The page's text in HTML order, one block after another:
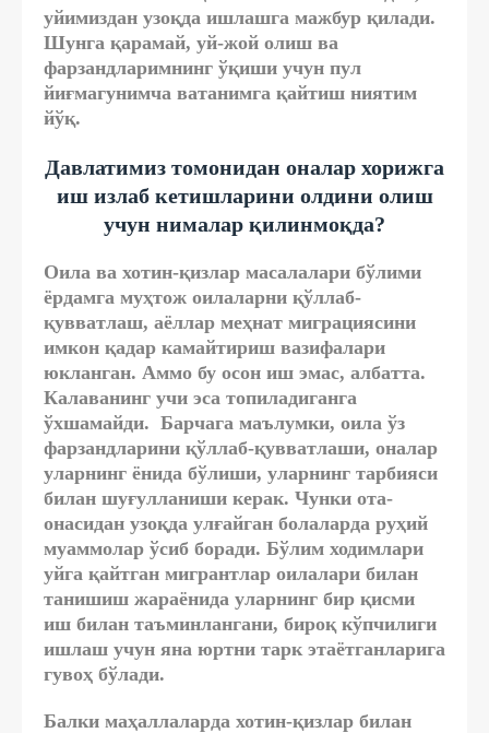
уйимиздан узоқда ишлашга мажбур қилади.
Шунга қарамай, уй-жой олиш ва
фарзандларимнинг ўқиши учун пул
йиғмагунимча ватанимга қайтиш ниятим
йўқ.
Давлатимиз томонидан оналар хорижга
иш излаб кетишларини олдини олиш
учун нималар қилинмоқда?
Оила ва хотин-қизлар масалалари бўлими
ёрдамга муҳтож оилаларни қўллаб-
қувватлаш, аёллар меҳнат миграциясини
имкон қадар камайтириш вазифалари
юкланган. Аммо бу осон иш эмас, албатта.
Калаванинг учи эса топиладиганга
ўхшамайди. Барчага маълумки, оила ўз
фарзандларини қўллаб-қувватлаши, оналар
уларнинг ёнида бўлиши, уларнинг тарбияси
билан шуғулланиши керак. Чунки ота-
онасидан узоқда улғайган болаларда руҳий
муаммолар ўсиб боради. Бўлим ходимлари
уйга қайтган мигрантлар оилалари билан
танишиш жараёнида уларнинг бир қисми
иш билан таъминлангани, бироқ кўпчилиги
ишлаш учун яна юртни тарк этаётганларига
гувоҳ бўлади.
Балки маҳаллаларда хотин-қизлар билан